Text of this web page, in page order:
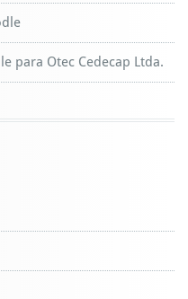
para Otec Cedecap Ltda.